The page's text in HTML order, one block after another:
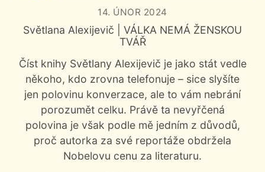
14. ÚNOR 2024
Světlana Alexijevič | VÁLKA NEMÁ ŽENSKOU
TVÁŘ
Číst knihy Světlany Alexijevič je jako stát vedle
někoho, kdo zrovna telefonuje – sice slyšíte
jen polovinu konverzace, ale to vám nebrání
porozumět celku. Právě ta nevyřčená
polovina je však podle mě jedním z důvodů,
proč autorka za své reportáže obdržela
Nobelovu cenu za literaturu.